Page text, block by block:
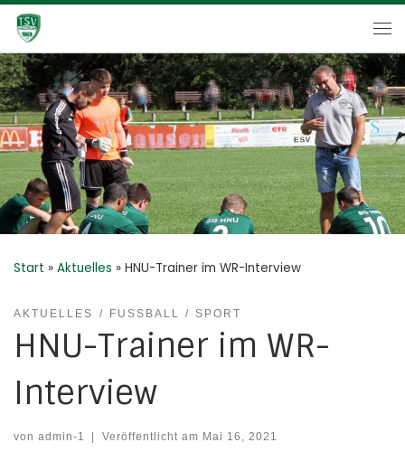
Zum Inhalt springen
Start » Aktuelles » HNU-Trainer im WR-Interview
AKTUELLES FUSSBALL SPORT
HNU-Trainer im WR-
Interview
von admin-1 Veröffentlicht am Mai 16, 2021